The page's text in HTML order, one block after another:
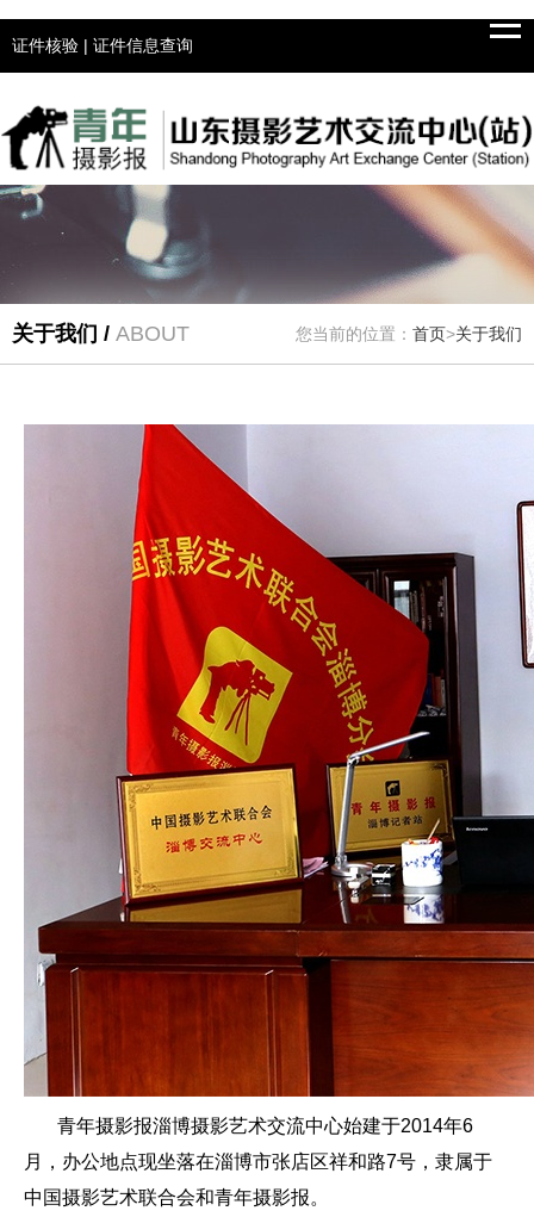
证件核验 | 证件信息查询
关于我们 / ABOUT 您当前的位置： 首页>关于我们
青年摄影报淄博摄影艺术交流中心始建于2014年6
月，办公地点现坐落在淄博市张店区祥和路7号，隶属于
中国摄影艺术联合会和青年摄影报。